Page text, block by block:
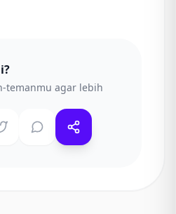
temanmu agar lebih